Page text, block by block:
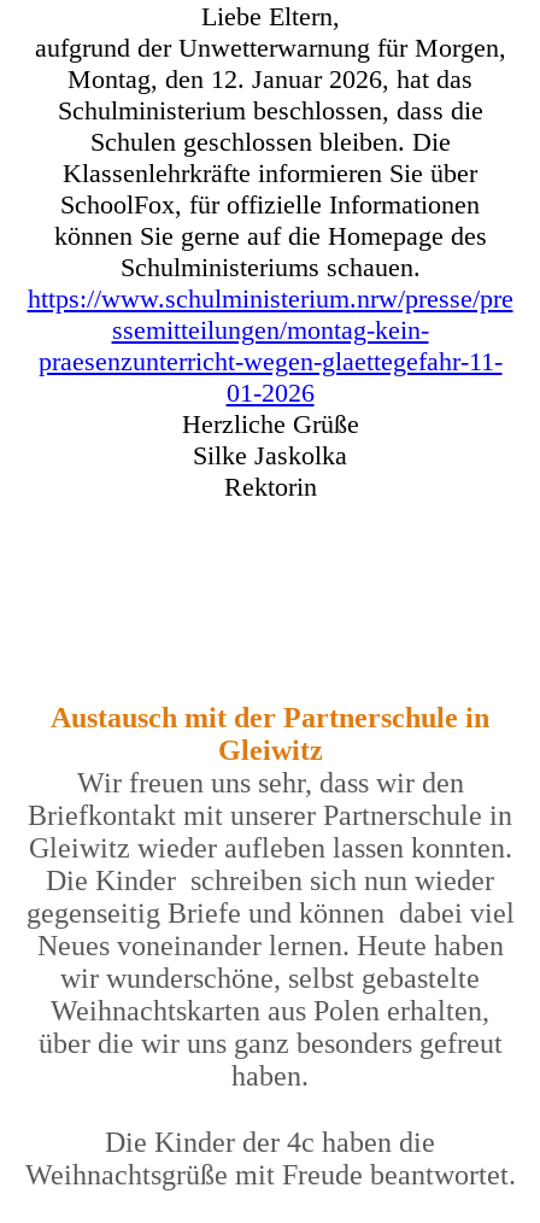
Liebe Eltern,
aufgrund der Unwetterwarnung für Morgen,
Montag, den 12. Januar 2026, hat das
Schulministerium beschlossen, dass die
Schulen geschlossen bleiben. Die
Klassenlehrkräfte informieren Sie über
SchoolFox, für offizielle Informationen
können Sie gerne auf die Homepage des
Schulministeriums schauen.
https://www.schulministerium.nrw/presse/pre
ssemitteilungen/montag-kein-
praesenzunterricht-wegen-glaettegefahr-11-
01-2026
Herzliche Grüße
Silke Jaskolka
Rektorin
Austausch mit der Partnerschule in
Gleiwitz
Wir freuen uns sehr, dass wir den
Briefkontakt mit unserer Partnerschule in
Gleiwitz wieder aufleben lassen konnten.
Die Kinder schreiben sich nun wieder
gegenseitig Briefe und können dabei viel
Neues voneinander lernen. Heute haben
wir wunderschöne, selbst gebastelte
Weihnachtskarten aus Polen erhalten,
über die wir uns ganz besonders gefreut
haben.
Die Kinder der 4c haben die
Weihnachtsgrüße mit Freude beantwortet.